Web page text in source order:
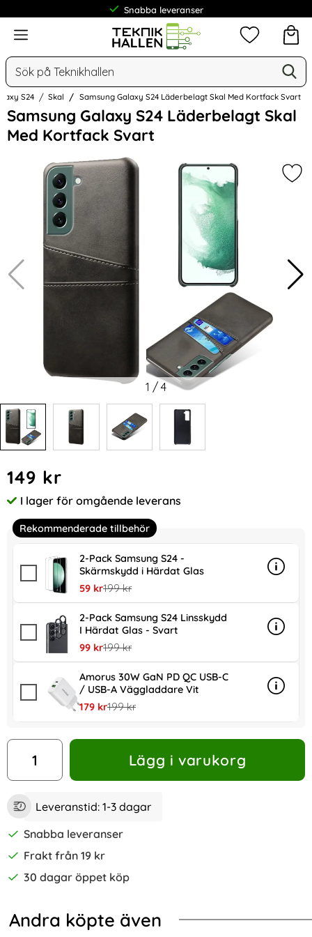
Snabba leveranser
Meny
Sök
Mina
S24 Skal Samsung Galaxy S24 Läderbelagt Skal Med Kortfack Svart
Samsung Galaxy S24 Läderbelagt Skal
Med Kortfack Svart
Hoppa
över
Bilder
1 / 4
pris
149 kr
Tillgänglighet:
I lager för omgående leverans
Rekommenderade tillbehör
2-Pack Samsung S24 -
Skärmskydd i Härdat Glas
rea pris
59 krtidigare pris
199 kr
Info
mer
2-Pack Samsung S24 Linsskydd
I Härdat Glas - Svart
rea pris
99 krtidigare pris
199 kr
Info
mer
Amorus 30W GaN PD QC USB-C
/ USB-A Väggladdare Vit
rea pris
179 krtidigare pris
199 kr
Info
mer
antal
Lägg i varukorg
Leveranstid: 1-3 dagar
Snabba leveranser
Frakt från 19 kr
30 dagar öppet köp
Andra köpte även